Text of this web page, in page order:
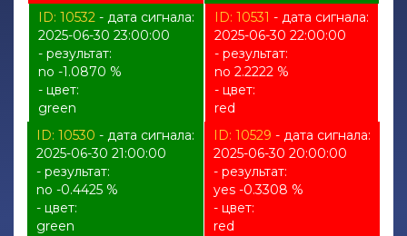
ID: 10532 - дата сигнала:
2025-06-30 23:00:00
- результат:
no -1.0870 %
- цвет:
green
ID: 10531 - дата сигнала:
2025-06-30 22:00:00
- результат:
no 2.2222 %
- цвет:
red
ID: 10530 - дата сигнала:
2025-06-30 21:00:00
- результат:
no -0.4425 %
- цвет:
green
ID: 10529 - дата сигнала:
2025-06-30 20:00:00
- результат:
yes -0.3308 %
- цвет:
red